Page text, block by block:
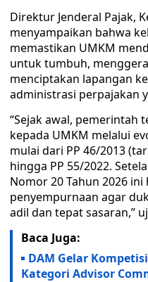
Direktur Jenderal Pajak,
menyampaikan bahwa
memastikan UMKM
untuk tumbuh,
menciptakan lapangan
administrasi perpajakan
“Sejak awal, pemerintah
kepada UMKM melalui
mulai dari PP 46/2013
hingga PP 55/2022.
Nomor 20 Tahun 2026 ini
penyempurnaan agar
adil dan tepat sasaran,”
Baca Juga:
DAM Gelar
Kategori Advisor